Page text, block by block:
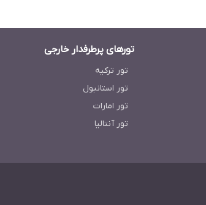
تورهای پرطرفدار خارجی
تور ترکیه
تور استانبول
تور امارات
تور آنتالیا